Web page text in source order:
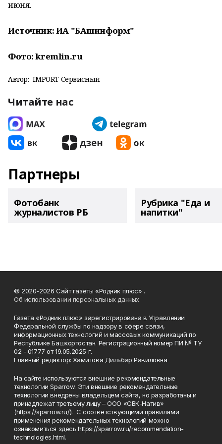
июня.
Источник: ИА "БАшинформ"
Фото: kremlin.ru
Автор: IMPORT Сервисный
Читайте нас
Партнеры
Фотобанк
журналистов РБ
Рубрика "Еда и
напитки"
© 2020-2026 Сайт газеты «Родник плюс» .
Об использовании персональных данных
Газета «Родник плюс» зарегистрирована в Управлении
Федеральной службы по надзору в сфере связи,
информационных технологий и массовых коммуникаций по
Республике Башкортостан. Регистрационный номер ПИ № ТУ
02 - 01777 от 19.05.2025 г.
Главный редактор: Хамитова Дильбар Равиловна
На сайте используются внешние рекомендательные
технологии Sparrow. Эти внешние рекомендательные
технологии внедрены владельцем сайта, но разработаны и
принадлежат третьему лицу – ООО «СВК-Натив»
(https://sparrow.ru/). С соответствующими правилами
применения рекомендательных технологий можно
ознакомиться здесь https://sparrow.ru/recommendation-
technologies.html.